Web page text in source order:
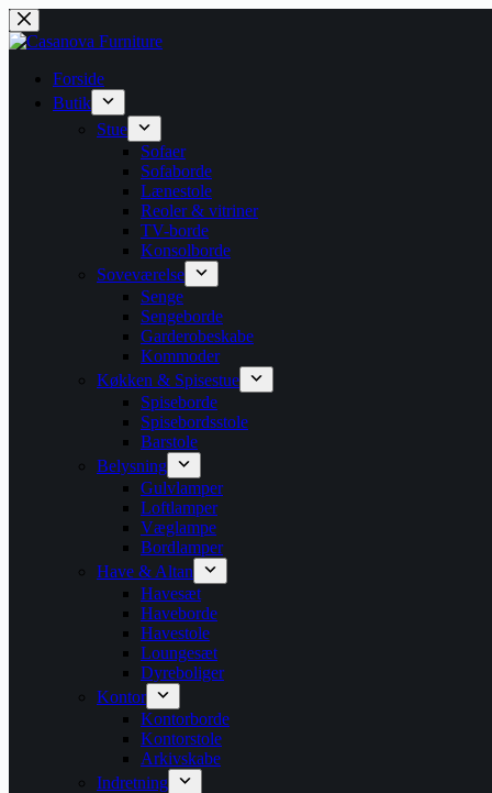
Fortsæt
til
Forside
Butik
Stue
Sofaer
Sofaborde
Lænestole
Reoler & vitriner
TV-borde
Konsolborde
Soveværelse
Senge
Sengeborde
Garderobeskabe
Kommoder
Køkken & Spisestue
Spiseborde
Spisebordsstole
Barstole
Belysning
Gulvlamper
Loftlamper
Væglampe
Bordlamper
Have & Altan
Havesæt
Haveborde
Havestole
Loungesæt
Dyreboliger
Kontor
Kontorborde
Kontorstole
Arkivskabe
Indretning